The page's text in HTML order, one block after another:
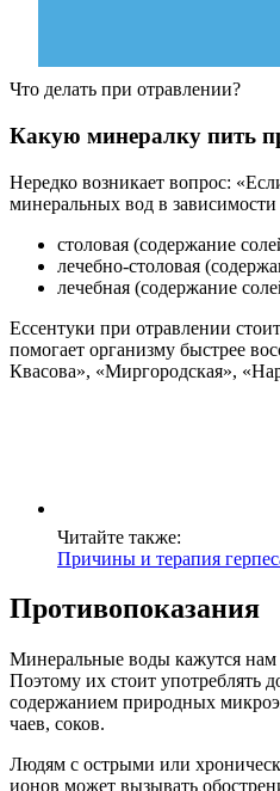
Что делать при отравлении?
Какую минералку пить
Нередко возникает вопрос:
минеральных вод в
столовая (содержание
лечебно-столовая
лечебная (содержание
Ессентуки при отравлении
помогает организму быстрее
Квасова», «Миргородская»,
Читайте также:
Причины и терапия
Противопоказания
Минеральные воды кажутся нам
Поэтому их стоит употреблять
содержанием природных
чаев, соков.
Людям с острыми или
ионов может вызывать